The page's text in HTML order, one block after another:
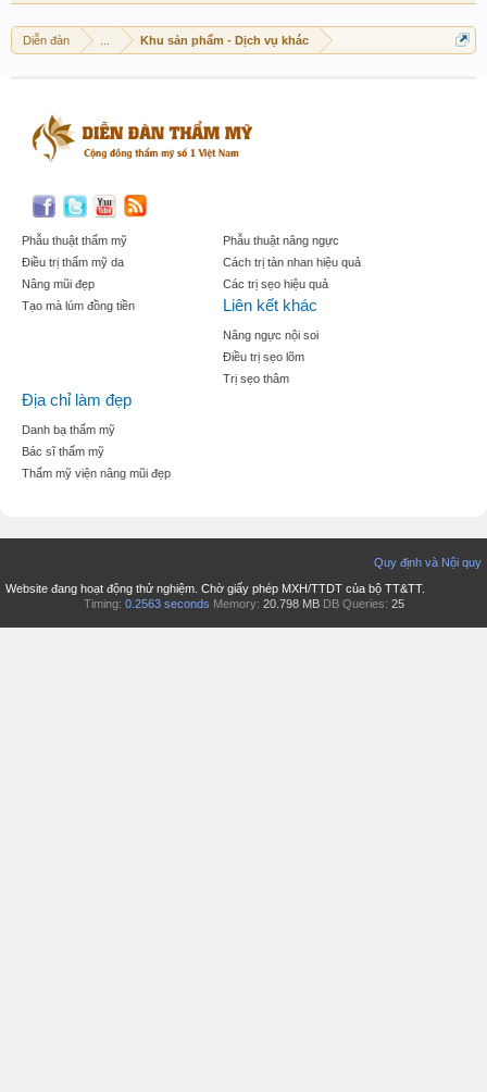
Diễn đàn Khu sản phẩm - Dịch vụ khác
Phẫu thuật thẩm mỹ
Điều trị thẩm mỹ da
Nâng mũi đẹp
Tạo mà lúm đồng tiền
Phẫu thuật nâng ngực
Cách trị tàn nhan hiệu quả
Các trị sẹo hiệu quả
Liên kết khác
Nâng ngực nội soi
Điều trị sẹo lõm
Trị sẹo thâm
Địa chỉ làm đẹp
Danh bạ thẩm mỹ
Bác sĩ thẩm mỹ
Thẩm mỹ viện nâng mũi đẹp
Quy định và Nội quy
Website đang hoạt động thử nghiệm. Chờ giấy phép MXH/TTDT của bộ TT&TT.
Timing: 0.2563 seconds Memory: 20.798 MB DB Queries: 25